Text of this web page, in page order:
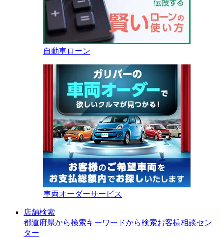
自動車ローン
車両オーダーサービス
店舗検索
都道府県から検索キーワードから検索お客様相談セン
ター